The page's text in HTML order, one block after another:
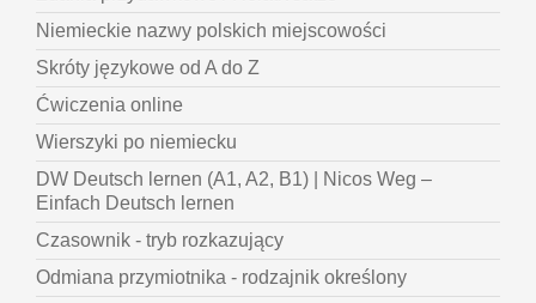
Niemieckie nazwy polskich miejscowości
Skróty językowe od A do Z
Ćwiczenia online
Wierszyki po niemiecku
DW Deutsch lernen (A1, A2, B1) | Nicos Weg –
Einfach Deutsch lernen
Czasownik - tryb rozkazujący
Odmiana przymiotnika - rodzajnik określony